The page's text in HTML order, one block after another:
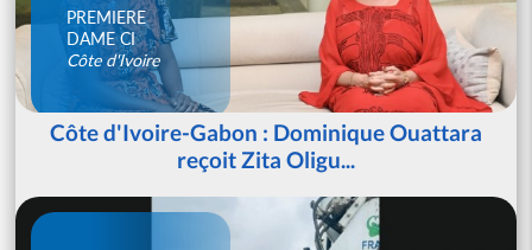
PREMIERE
DAME CI
Côte d'Ivoire
Côte d'Ivoire-Gabon : Dominique Ouattara
reçoit Zita Oligu...